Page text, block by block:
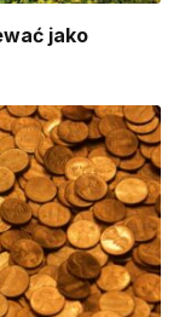
jako